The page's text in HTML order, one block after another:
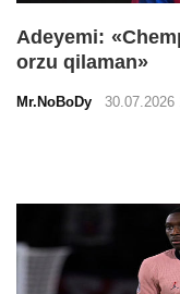
Adeyemi:
orzu qilaman»
Mr.NoBoDy 30.07.2026